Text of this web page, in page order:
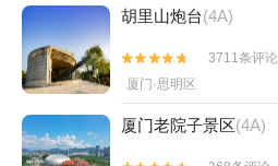
胡里山炮台(4A)


3711条评论
厦门·思明区
厦门老院子景区(4A)